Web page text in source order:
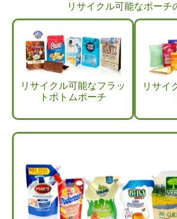
リサイクル可能なポーチ
リサイクル可能なフラッ
トボトムポーチ
リサイ